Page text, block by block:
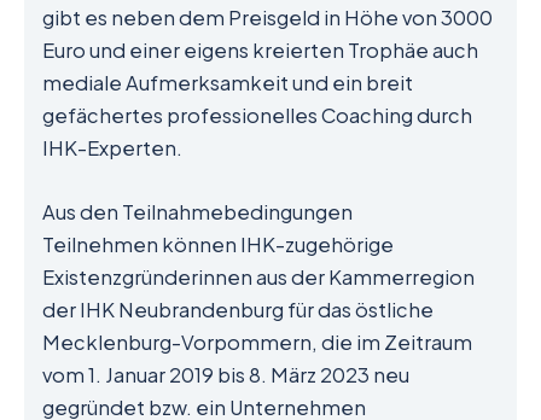
gibt es neben dem Preisgeld in Höhe von 3000
Euro und einer eigens kreierten Trophäe auch
mediale Aufmerksamkeit und ein breit
gefächertes professionelles Coaching durch
IHK-Experten.
Aus den Teilnahmebedingungen
Teilnehmen können IHK-zugehörige
Existenzgründerinnen aus der Kammerregion
der IHK Neubrandenburg für das östliche
Mecklenburg-Vorpommern, die im Zeitraum
vom 1. Januar 2019 bis 8. März 2023 neu
gegründet bzw. ein Unternehmen